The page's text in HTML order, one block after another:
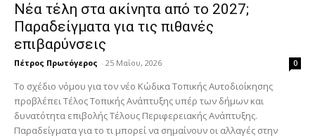
Νέα τέλη στα ακίνητα από το 2027;
Παραδείγματα για τις πιθανές
επιβαρύνσεις
Πέτρος Πρωτόγερος - 25 Μαΐου, 2026 0
Το σχέδιο νόμου για τον νέο Κώδικα Τοπικής Αυτοδιοίκησης
προβλέπει Τέλος Τοπικής Ανάπτυξης υπέρ των δήμων και
δυνατότητα επιβολής Τέλους Περιφερειακής Ανάπτυξης.
Παραδείγματα για το τι μπορεί να σημαίνουν οι αλλαγές στην